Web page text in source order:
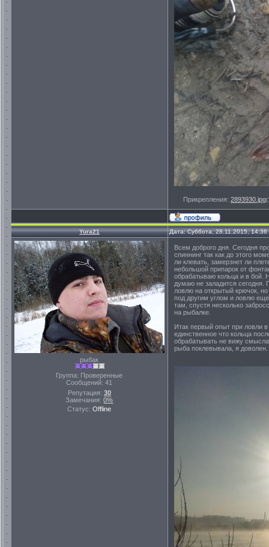
Прикрепления: 2893930.jpg
Yura21 Дата: Суббота, 28.11.2015,
рыбак
Группа: Проверенные
Сообщений:41
Репутация: 30
Замечания:0%
Статус:Offline
Всем доброго дня. Сегодня
спиннинг так как до этого
ли клевать, замерзнет ли
небольшой припарок от
обрабатываю кольца и в бой.
думаю не заладится сегодня.
ловлю на открытый крючок,
под другим углом и ловлю
там, спустя несколько
на рыбалке.
Итак первый опыт при ловли
единственное что кольца
обрабатывать не вижу
рыба поклевывала, я